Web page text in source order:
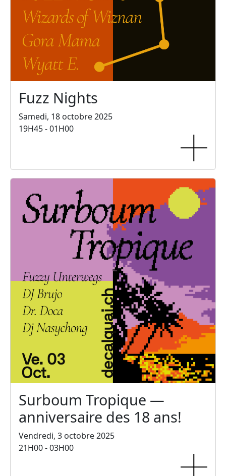
Fuzz Nights
Samedi, 18 octobre 2025
19H45 - 01H00
Surboum Tropique —
anniversaire des 18 ans!
Vendredi, 3 octobre 2025
21H00 - 03H00